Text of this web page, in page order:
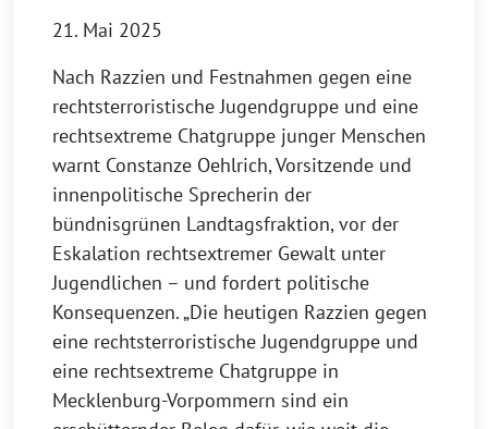
21. Mai 2025
Nach Razzien und Festnahmen gegen eine
rechtsterroristische Jugendgruppe und eine
rechtsextreme Chatgruppe junger Menschen
warnt Constanze Oehlrich, Vorsitzende und
innenpolitische Sprecherin der
bündnisgrünen Landtagsfraktion, vor der
Eskalation rechtsextremer Gewalt unter
Jugendlichen – und fordert politische
Konsequenzen. „Die heutigen Razzien gegen
eine rechtsterroristische Jugendgruppe und
eine rechtsextreme Chatgruppe in
Mecklenburg-Vorpommern sind ein